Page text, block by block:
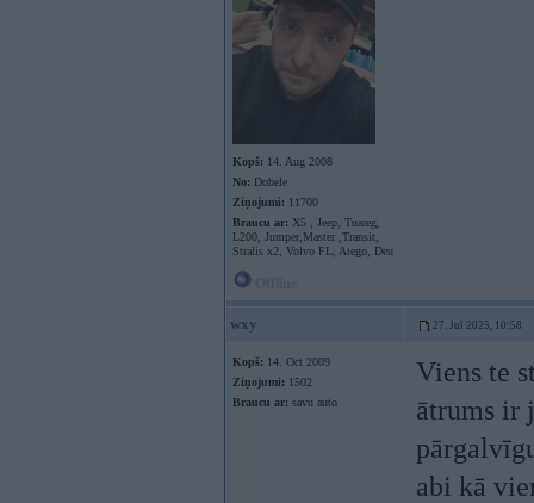
Kopš: 14. Aug 2008
No: Dobele
Ziņojumi: 11700
Braucu ar: X5 , Jeep, Tuareg,
L200, Jumper,Master ,Transit,
Stralis x2, Volvo FL, Atego, Deu
wxy 27. Jul 2025, 10:58
Kopš: 14. Oct 2009
Ziņojumi: 1502
Braucu ar: savu auto
Viens te
ātrums ir
abi kā